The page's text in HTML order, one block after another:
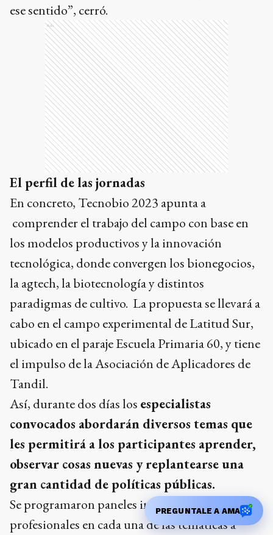
ese sentido”, cerró.
Ads
El perfil de las jornadas
En concreto, Tecnobio 2023 apunta a
comprender el trabajo del campo con base en
los modelos productivos y la innovación
tecnológica, donde convergen los bionegocios,
la agtech, la biotecnología y distintos
paradigmas de cultivo. La propuesta se llevará a
cabo en el campo experimental de Latitud Sur,
ubicado en el paraje Escuela Primaria 60, y tiene
el impulso de la Asociación de Aplicadores de
Tandil.
Así, durante dos días los especialistas
convocados abordarán diversos temas que
les permitirá a los participantes aprender,
observar cosas nuevas y replantearse una
gran cantidad de políticas públicas.
Se programaron paneles integrados por
profesionales en cada una de las temáticas a
PREGUNTALE A AMA